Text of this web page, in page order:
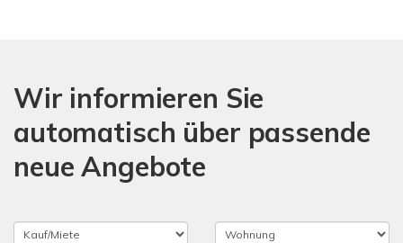
Wir informieren Sie
automatisch über passende
neue Angebote